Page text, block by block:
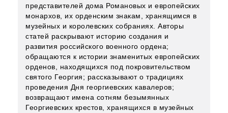
представителей дома Романовых и европейских
монархов, их орденским знакам, хранящимся в
музейных и королевских собраниях. Авторы
статей раскрывают историю создания и
развития российского военного ордена;
обращаются к истории знаменитых европейских
орденов, находящихся под покровительством
святого Георгия; рассказывают о традициях
проведения Дня георгиевских кавалеров;
возвращают имена сотням безымянных
Георгиевских крестов, хранящихся в музейных